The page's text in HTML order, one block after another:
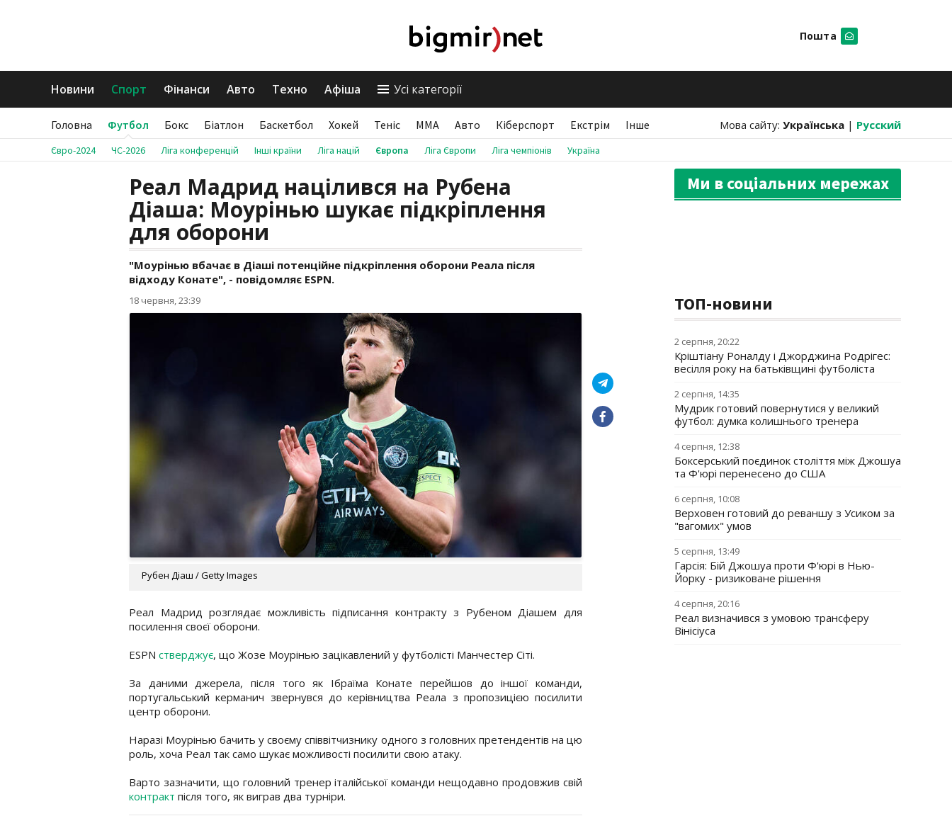
Пошта
Новини Спорт Фінанси Авто Техно Афіша Усі категорії
Головна Футбол Бокс Біатлон Баскетбол Хокей Теніс ММА Авто Кіберспорт Екстрім Інше Мова сайту: Українська | Русский
Євро-2024 ЧС-2026 Ліга конференцій Інші країни Ліга націй Європа Ліга Європи Ліга чемпіонів Україна
Реал Мадрид націлився на Рубена
Діаша: Моурінью шукає підкріплення
для оборони
"Моурінью вбачає в Діаші потенційне підкріплення оборони Реала після
відходу Конате", - повідомляє ESPN.
18 червня, 23:39
Рубен Діаш / Getty Images
Реал Мадрид розглядає можливість підписання контракту з Рубеном Діашем для
посилення своєї оборони.
ESPN стверджує, що Жозе Моурінью зацікавлений у футболісті Манчестер Сіті.
За даними джерела, після того як Ібраїма Конате перейшов до іншої команди,
португальський керманич звернувся до керівництва Реала з пропозицією посилити
центр оборони.
Наразі Моурінью бачить у своєму співвітчизнику одного з головних претендентів на цю
роль, хоча Реал так само шукає можливості посилити свою атаку.
Варто зазначити, що головний тренер італійської команди нещодавно продовжив свій
контракт після того, як виграв два турніри.
Ми в соціальних мережах
ТОП-новини
2 серпня, 20:22
Кріштіану Роналду і Джорджина Родрігес:
весілля року на батьківщині футболіста
2 серпня, 14:35
Мудрик готовий повернутися у великий
футбол: думка колишнього тренера
4 серпня, 12:38
Боксерський поєдинок століття між Джошуа
та Ф'юрі перенесено до США
6 серпня, 10:08
Верховен готовий до реваншу з Усиком за
"вагомих" умов
5 серпня, 13:49
Гарсія: Бій Джошуа проти Ф'юрі в Нью-
Йорку - ризиковане рішення
4 серпня, 20:16
Реал визначився з умовою трансферу
Вінісіуса